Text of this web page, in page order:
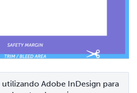
utilizando Adobe InDesign para